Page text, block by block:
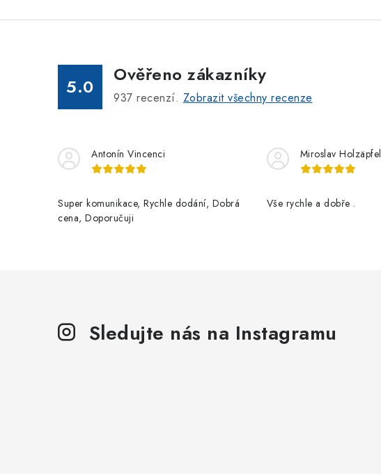
5.0
Ověřeno zákazníky
937 recenzí. Zobrazit všechny recenze
Antonín Vincenci
Super komunikace, Rychle dodání, Dobrá
cena, Doporučuji
Miroslav Holzäpfel
Vše rychle a dobře .
Sledujte nás na Instagramu